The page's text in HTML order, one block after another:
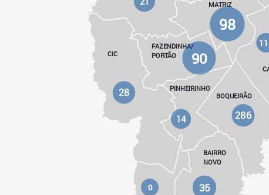
MATRIZ
CIC
FAZENDINHA/
PORTÃO
PINHEIRINHO
BOQUEIRÃO
BAIRRO
NOVO
98
28
90
14 286
35
0